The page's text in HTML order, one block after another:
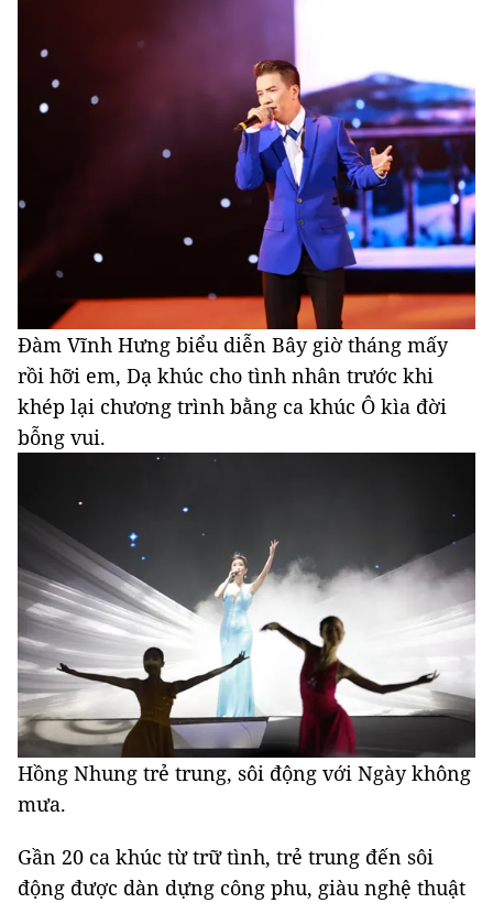
Đàm Vĩnh Hưng biểu diễn Bây giờ tháng mấy
rồi hỡi em, Dạ khúc cho tình nhân trước khi
khép lại chương trình bằng ca khúc Ô kìa đời
bỗng vui.
Hồng Nhung trẻ trung, sôi động với Ngày không
mưa.
Gần 20 ca khúc từ trữ tình, trẻ trung đến sôi
động được dàn dựng công phu, giàu nghệ thuật